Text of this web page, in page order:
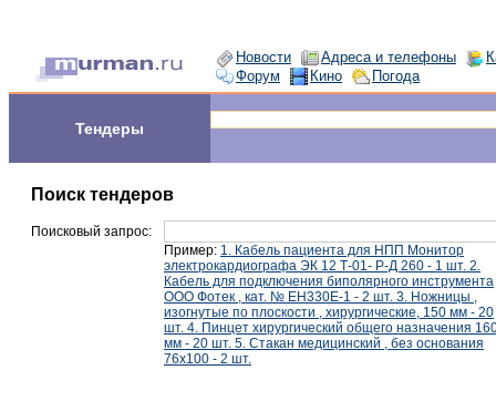
Новости Адреса и телефоны
Форум
Кино Погода
Тендеры
Поиск тендеров
Поисковый запрос:
Пример: 1. Кабель пациента для НПП Монитор
электрокардиографа ЭК 12 Т-01- Р-Д 260 - 1 шт. 2.
Кабель для подключения биполярного инструмента
ООО Фотек , кат. № ЕН330Е-1 - 2 шт. 3. Ножницы ,
изогнутые по плоскости , хирургические, 150 мм - 20
шт. 4. Пинцет хирургический общего назначения
мм - 20 шт. 5. Стакан медицинский , без основания
76х100 - 2 шт.